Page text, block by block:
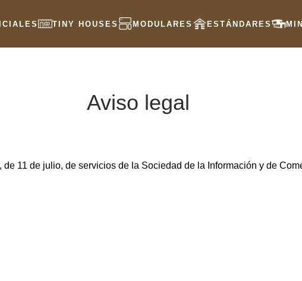
TINY HOUSES MODULARES ESTÁNDARES
Aviso legal
11 de julio, de servicios de la Sociedad de la Información y de